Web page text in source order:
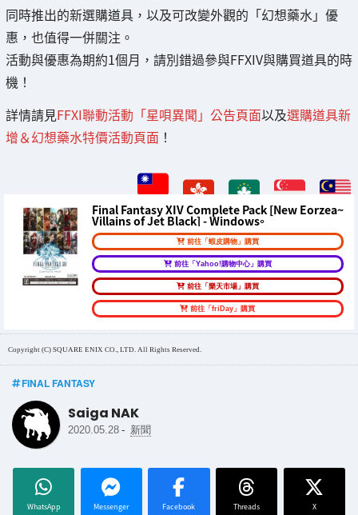
同時推出的新選購道具，以及可改變外觀的「幻想藥水」優
惠，也值得一併關注。
活動與優惠為期約1個月，請別錯過參與FFXIV與購買道具的時
機！
詳情請見FFXI聯動活動「星唄異聞」公告頁面以及選購道具新
增＆幻想藥水特價活動頁面 ！
Final Fantasy XIV Complete Pack [New Eorzea~
Villains of Jet Black] - Windows。
前往「蝦皮購物」購買
前往「Yahoo!購物中心」購買
前往「樂天市場」購買
前往「friDay」購買
Copyright (C) SQUARE ENIX CO., LTD. All Rights Reserved.
FINAL FANTASY
Saiga NAK
2020.05.28 - 新聞
WhatsApp Messenger Facebook Threads X